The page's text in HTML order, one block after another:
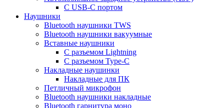
C USB-C портом
Наушники
Bluetooth наушники TWS
Bluetooth наушники вакуумные
Вставные наушники
C разъемом Lightning
C разъемом Type-C
Накладные наушинки
Накладные для ПК
Петличный микрофон
Bluetooth наушники накладные
Bluetooth гарнитура моно